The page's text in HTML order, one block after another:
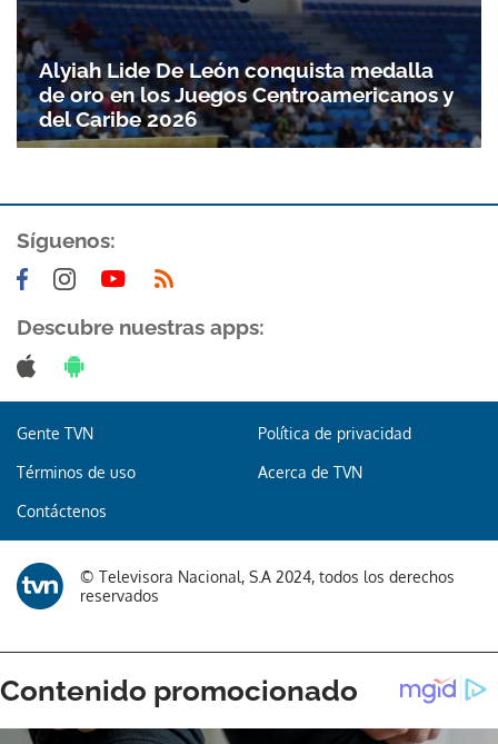
Alyiah Lide De León conquista medalla
de oro en los Juegos Centroamericanos y
del Caribe 2026
Síguenos:
Descubre nuestras apps:
Gente TVN Política de privacidad
Términos de uso Acerca de TVN
Contáctenos
© Televisora Nacional, S.A 2024, todos los derechos
reservados